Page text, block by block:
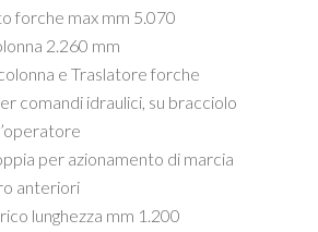
forche max mm 5.070
2.260 mm
e Traslatore forche
comandi idraulici, su bracciolo
per azionamento di marcia
anteriori
lunghezza mm 1.200